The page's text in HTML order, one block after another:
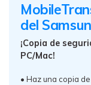
del
¡Copia de
PC/Mac!
• Haz una copia